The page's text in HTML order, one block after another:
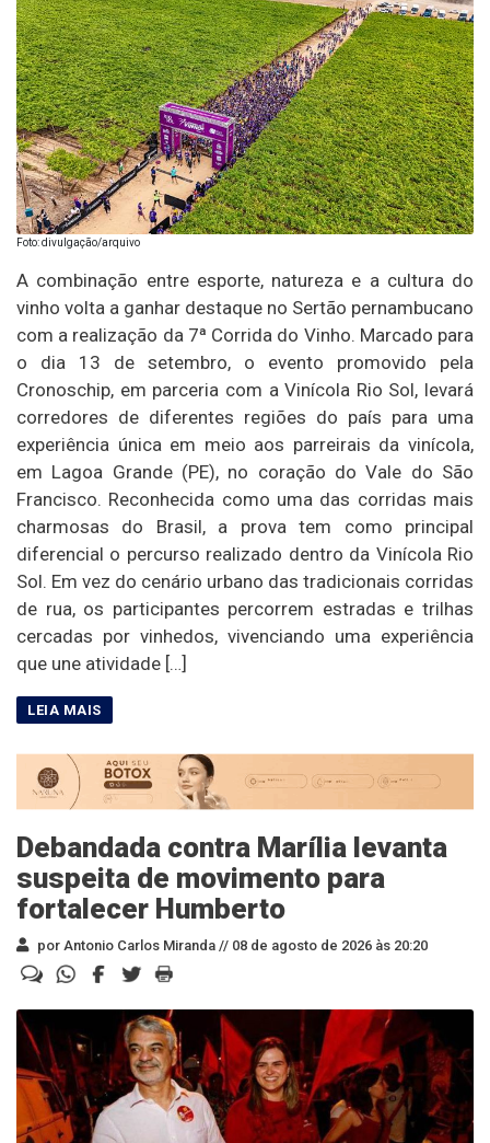
Foto: divulgação/arquivo
A combinação entre esporte, natureza e a cultura do
vinho volta a ganhar destaque no Sertão pernambucano
com a realização da 7ª Corrida do Vinho. Marcado para
o dia 13 de setembro, o evento promovido pela
Cronoschip, em parceria com a Vinícola Rio Sol, levará
corredores de diferentes regiões do país para uma
experiência única em meio aos parreirais da vinícola,
em Lagoa Grande (PE), no coração do Vale do São
Francisco. Reconhecida como uma das corridas mais
charmosas do Brasil, a prova tem como principal
diferencial o percurso realizado dentro da Vinícola Rio
Sol. Em vez do cenário urbano das tradicionais corridas
de rua, os participantes percorrem estradas e trilhas
cercadas por vinhedos, vivenciando uma experiência
que une atividade […]
Debandada contra Marília levanta
suspeita de movimento para
fortalecer Humberto
por Antonio Carlos Miranda // 08 de agosto de 2026 às 20:20